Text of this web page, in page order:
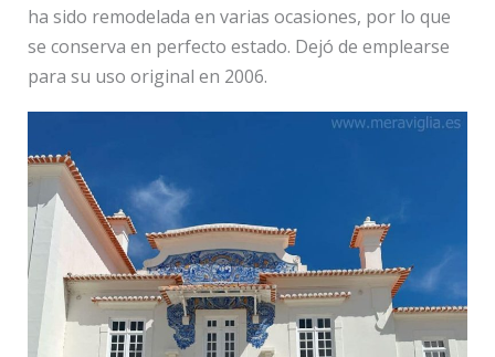
ha sido remodelada en varias ocasiones, por lo que
se conserva en perfecto estado. Dejó de emplearse
para su uso original en 2006.